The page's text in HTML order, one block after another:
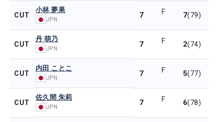
CUT
小林 夢果
JPN 7 F 7(79)
CUT
丹 萌乃
JPN 7 F 2(74)
CUT
内田 ことこ
JPN 7 F 5(77)
CUT
佐久間 朱莉
JPN 7 F 6(78)